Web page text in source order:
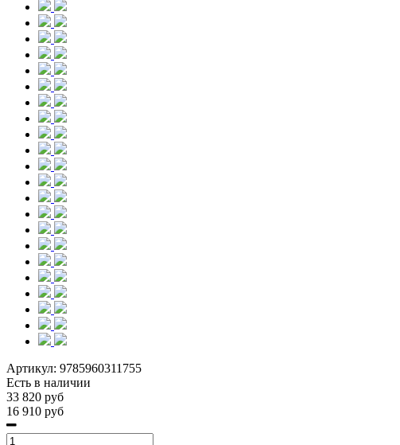
Артикул: 9785960311755
Есть в наличии
33 820 руб
16 910 руб